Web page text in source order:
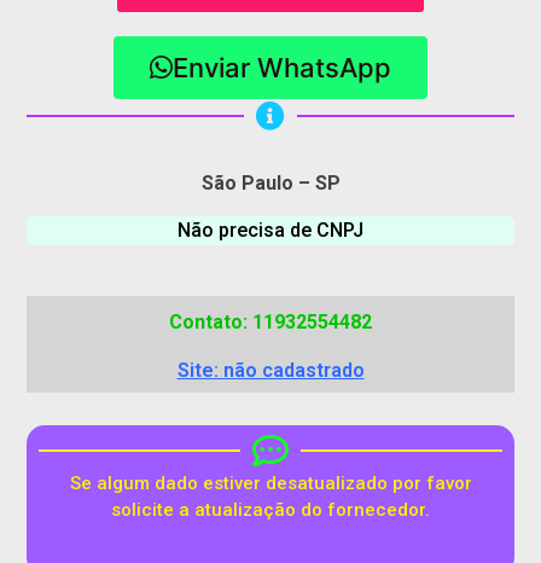
Enviar WhatsApp
São Paulo – SP
Não precisa de CNPJ
Contato: 11932554482
Site: não cadastrado
Se algum dado estiver desatualizado por favor
solicite a atualização do fornecedor.